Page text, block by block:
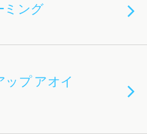
ミング
ップ アオイ